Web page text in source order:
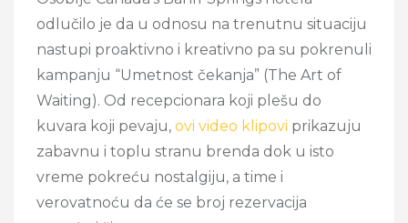
odlučilo je da u odnosu na trenutnu situaciju
nastupi proaktivno i kreativno pa su pokrenuli
kampanju “Umetnost čekanja” (The Art of
Waiting). Od recepcionara koji plešu do
kuvara koji pevaju, ovi video klipovi prikazuju
zabavnu i toplu stranu brenda dok u isto
vreme pokreću nostalgiju, a time i
verovatnoću da će se broj rezervacija